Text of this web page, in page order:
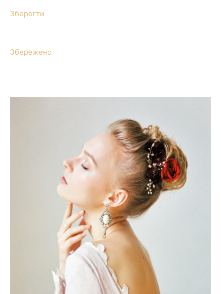
Зберегти
Збережено